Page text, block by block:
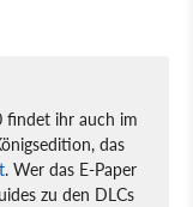
findet ihr auch im
das
. Wer das E-Paper
zu den DLCs